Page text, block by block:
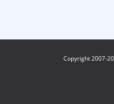
Copyright 2007-